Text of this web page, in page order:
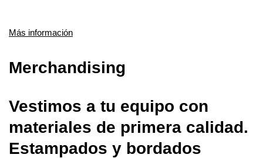
Más información
Merchandising
Vestimos a tu equipo con
materiales de primera calidad.
Estampados y bordados